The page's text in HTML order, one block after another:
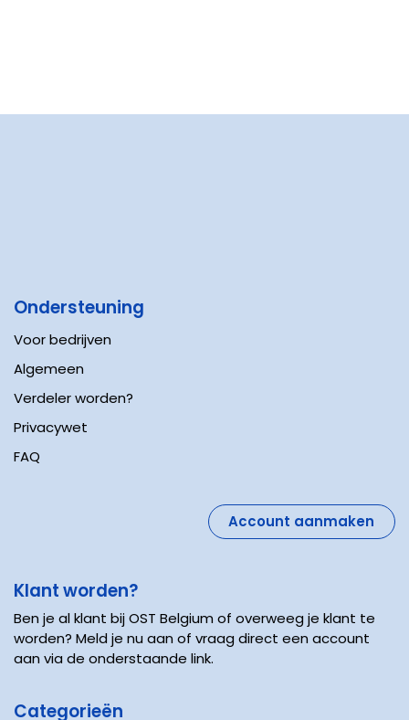
Ondersteuning
Voor bedrijven
Algemeen
Verdeler worden?
Privacywet
FAQ
Account aanmaken
Klant worden?
Ben je al klant bij OST Belgium of overweeg je klant te
worden? Meld je nu aan of vraag direct een account
aan via de onderstaande link.
Categorieën